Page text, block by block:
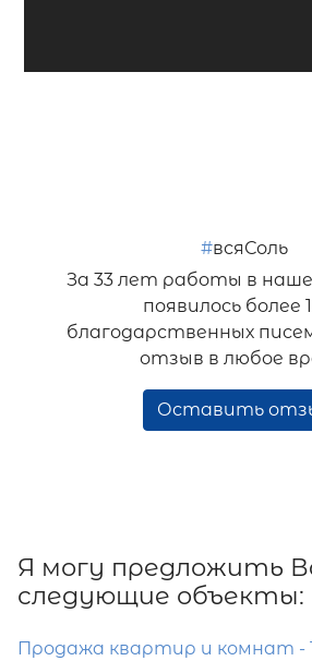
#всяСоль
За 33 лет работы в
появилось более
благодарственных
отзыв в любое
Оставить
Я могу предложить
следующие объекты:
Продажа квартир и комнат -